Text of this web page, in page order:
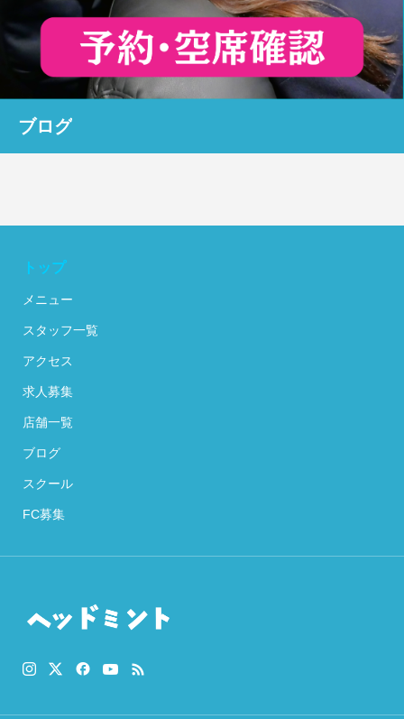
ブログ
トップ
メニュー
スタッフ一覧
アクセス
求人募集
店舗一覧
ブログ
スクール
FC募集